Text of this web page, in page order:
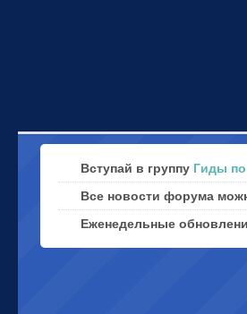
Вступай в группу Гиды
Все новости форума
Еженедельные